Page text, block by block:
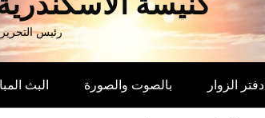
رئيس
دفتر الزوار بالصوت والصورة البث